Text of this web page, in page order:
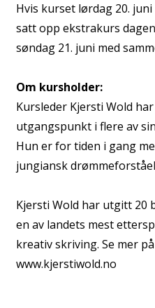
Hvis kurset lørdag 20.
satt opp ekstrakurs
søndag 21. juni med
Om kursholder:
Kursleder Kjersti Wold
utgangspunkt i flere av
Hun er for tiden i gang
jungiansk
Kjersti Wold har utgitt 20
en av landets mest
kreativ skriving. Se mer
www.kjerstiwold.no